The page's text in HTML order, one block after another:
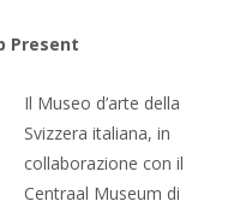
Present
Il Museo d’arte della
Svizzera italiana, in
collaborazione con il
Centraal Museum di